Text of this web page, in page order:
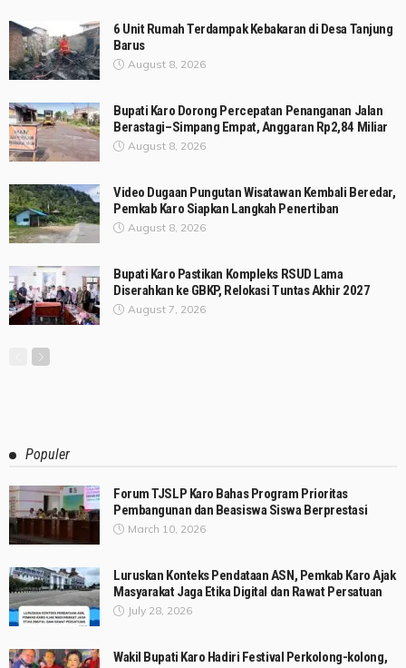
6 Unit Rumah Terdampak Kebakaran di Desa Tanjung
Barus
August 8, 2026
Bupati Karo Dorong Percepatan Penanganan Jalan
Berastagi–Simpang Empat, Anggaran Rp2,84 Miliar
August 8, 2026
Video Dugaan Pungutan Wisatawan Kembali Beredar,
Pemkab Karo Siapkan Langkah Penertiban
August 8, 2026
Bupati Karo Pastikan Kompleks RSUD Lama
Diserahkan ke GBKP, Relokasi Tuntas Akhir 2027
August 7, 2026
Populer
Forum TJSLP Karo Bahas Program Prioritas
Pembangunan dan Beasiswa Siswa Berprestasi
March 10, 2026
Luruskan Konteks Pendataan ASN, Pemkab Karo Ajak
Masyarakat Jaga Etika Digital dan Rawat Persatuan
July 28, 2026
Wakil Bupati Karo Hadiri Festival Perkolong-kolong,